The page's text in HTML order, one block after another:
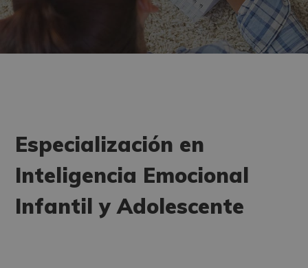
Especialización en
Inteligencia Emocional
Infantil y Adolescente